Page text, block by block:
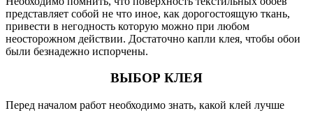
представляет собой не что иное, как дорогостоящую ткань,
привести в негодность которую можно при любом
неосторожном действии. Достаточно капли клея, чтобы обои
были безнадежно испорчены.
ВЫБОР КЛЕЯ
Перед началом работ необходимо знать, какой клей лучше